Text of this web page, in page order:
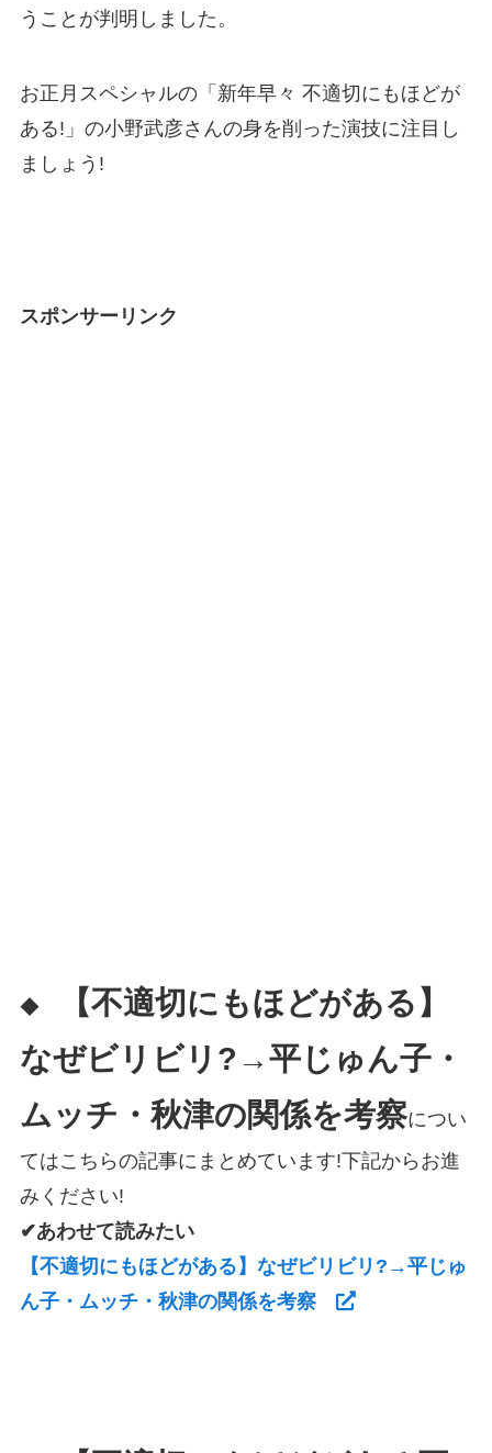
うことが判明しました。
お正月スペシャルの「新年早々 不適切にもほどが
ある!」の小野武彦さんの身を削った演技に注目し
ましょう!
スポンサーリンク
◆
【不適切にもほどがある】
なぜビリビリ?→平じゅん子・
ムッチ・秋津の関係を考察につい
てはこちらの記事にまとめています!下記からお進
みください!
✔あわせて読みたい
【不適切にもほどがある】なぜビリビリ?→平じゅ
ん子・ムッチ・秋津の関係を考察